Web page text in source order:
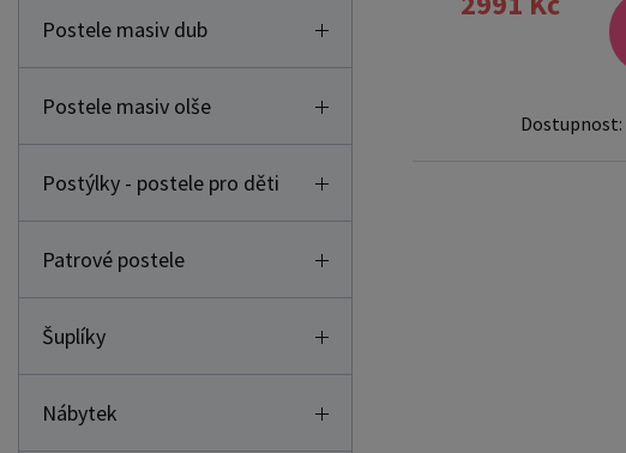
Postele masiv dub
Postele masiv olše
Postýlky - postele pro děti
Patrové postele
Šuplíky
Nábytek
Dostupnost: